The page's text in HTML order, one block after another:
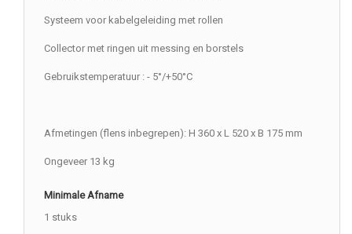
Systeem voor kabelgeleiding met rollen
Collector met ringen uit messing en borstels
Gebruikstemperatuur : - 5°/+50°C
Afmetingen (flens inbegrepen): H 360 x L 520 x B 175 mm
Ongeveer 13 kg
Minimale Afname
1 stuks